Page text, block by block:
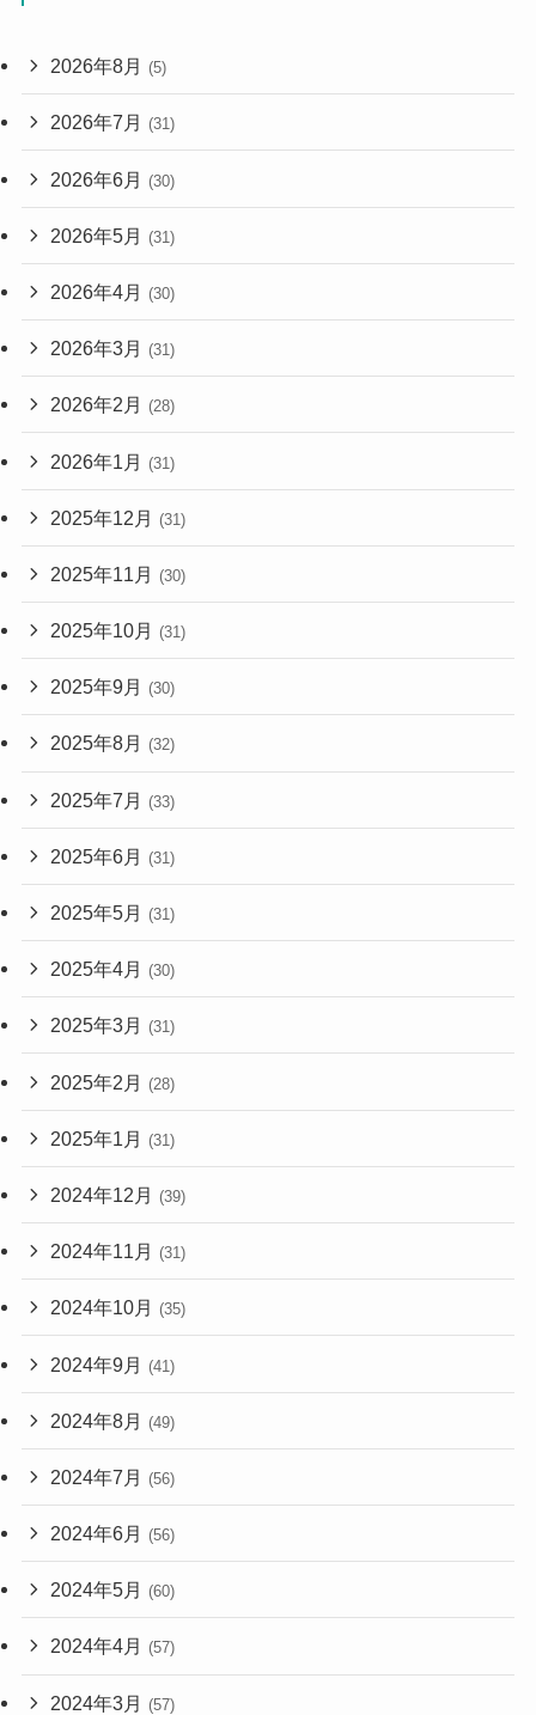
2026年8月 (5)
2026年7月 (31)
2026年6月 (30)
2026年5月 (31)
2026年4月 (30)
2026年3月 (31)
2026年2月 (28)
2026年1月 (31)
2025年12月 (31)
2025年11月 (30)
2025年10月 (31)
2025年9月 (30)
2025年8月 (32)
2025年7月 (33)
2025年6月 (31)
2025年5月 (31)
2025年4月 (30)
2025年3月 (31)
2025年2月 (28)
2025年1月 (31)
2024年12月 (39)
2024年11月 (31)
2024年10月 (35)
2024年9月 (41)
2024年8月 (49)
2024年7月 (56)
2024年6月 (56)
2024年5月 (60)
2024年4月 (57)
2024年3月 (57)